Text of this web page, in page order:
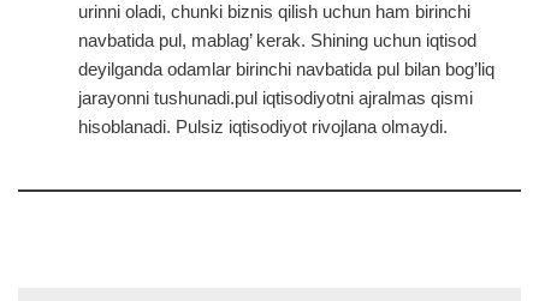
urinni oladi, chunki biznis qilish uchun ham birinchi
navbatida pul, mablag’ kerak. Shining uchun iqtisod
deyilganda odamlar birinchi navbatida pul bilan bog’liq
jarayonni tushunadi.pul iqtisodiyotni ajralmas qismi
hisoblanadi. Pulsiz iqtisodiyot rivojlana olmaydi.